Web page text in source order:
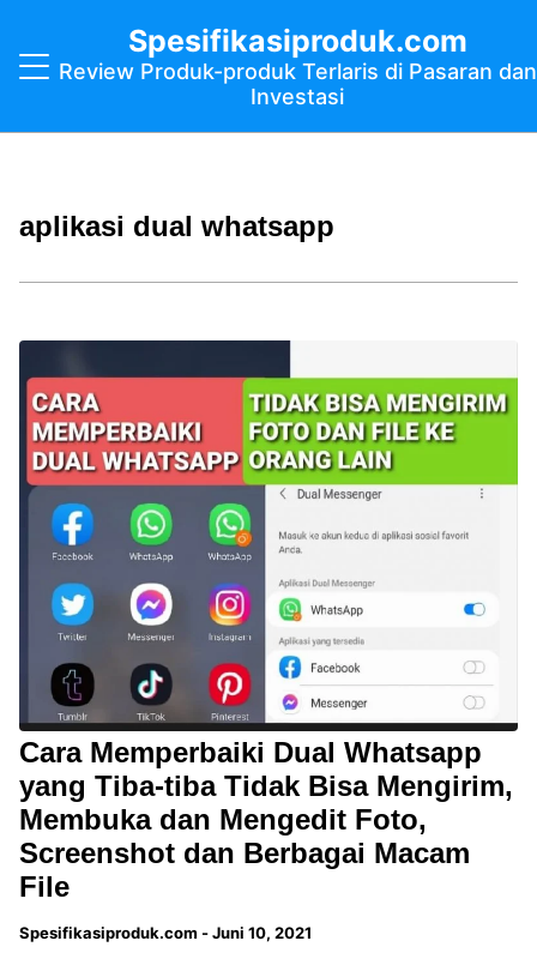
Spesifikasiproduk.com
Review Produk-produk Terlaris di Pasaran dan
Investasi
aplikasi dual whatsapp
Cara Memperbaiki Dual Whatsapp
yang Tiba-tiba Tidak Bisa Mengirim,
Membuka dan Mengedit Foto,
Screenshot dan Berbagai Macam
File
Spesifikasiproduk.com -Juni 10, 2021